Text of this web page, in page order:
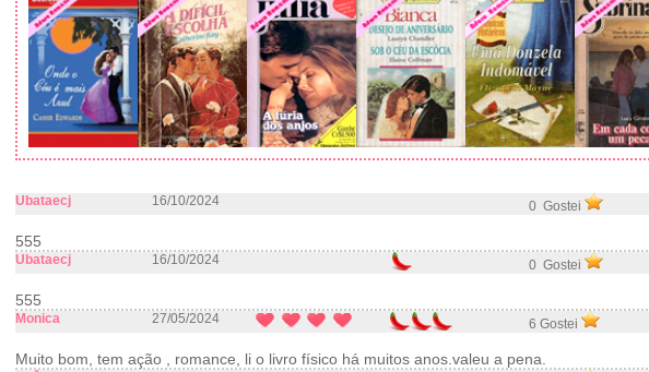
Ubataecj 16/10/2024 0 Gostei
555
Ubataecj 16/10/2024 0 Gostei
555
Monica 27/05/2024 6 Gostei
Muito bom, tem ação , romance, li o livro físico há muitos anos.valeu a pena.